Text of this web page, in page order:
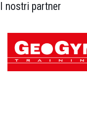
I nostri partner